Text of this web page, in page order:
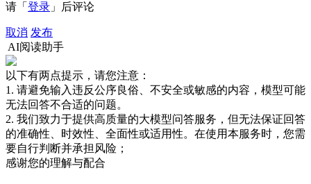
请「 登录 」后评论
取消 发布
AI阅读助手
以下有两点提示，请您注意：
1. 请避免输入违反公序良俗、不安全或敏感的内容，模型可能
无法回答不合适的问题。
2. 我们致力于提供高质量的大模型问答服务，但无法保证回答
的准确性、时效性、全面性或适用性。在使用本服务时，您需
要自行判断并承担风险；
感谢您的理解与配合